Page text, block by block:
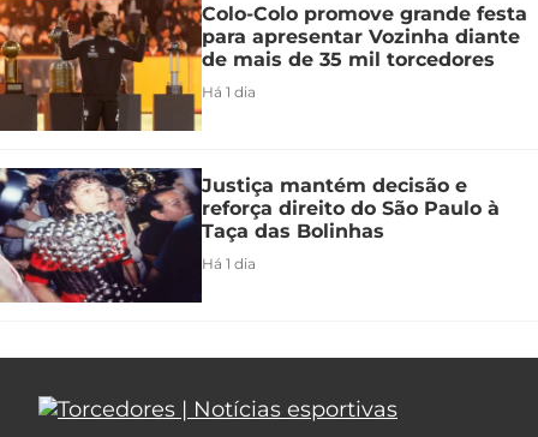
Colo-Colo promove grande festa
para apresentar Vozinha diante
de mais de 35 mil torcedores
Há 1 dia
Justiça mantém decisão e
reforça direito do São Paulo à
Taça das Bolinhas
Há 1 dia